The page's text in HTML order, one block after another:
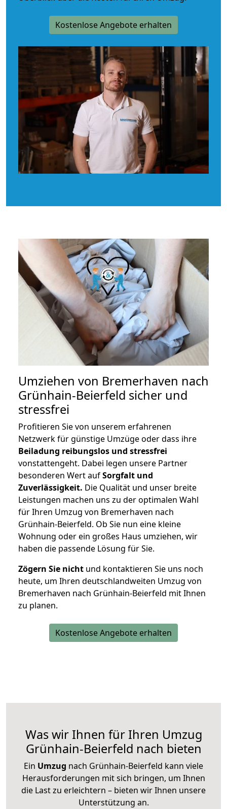
Kostenlose Angebote erhalten
Umziehen von Bremerhaven nach
Grünhain-Beierfeld sicher und
stressfrei
Profitieren Sie von unserem erfahrenen
Netzwerk für günstige Umzüge oder dass ihre
Beiladung reibungslos und stressfrei
vonstattengeht. Dabei legen unsere Partner
besonderen Wert aufSorgfalt und
Zuverlässigkeit. Die Qualität und unser breite
Leistungen machen uns zu der optimalen Wahl
für Ihren Umzug von Bremerhaven nach
Grünhain-Beierfeld. Ob Sie nun eine kleine
Wohnung oder ein großes Haus umziehen, wir
haben die passende Lösung für Sie.
Zögern Sie nicht und kontaktieren Sie uns noch
heute, um Ihren deutschlandweiten Umzug von
Bremerhaven nach Grünhain-Beierfeld mit Ihnen
zu planen.
Kostenlose Angebote erhalten
Was wir Ihnen für Ihren Umzug
Grünhain-Beierfeld nach bieten
Ein Umzug nach Grünhain-Beierfeld kann viele
Herausforderungen mit sich bringen, um Ihnen
die Last zu erleichtern – bieten wir Ihnen unsere
Unterstützung an.